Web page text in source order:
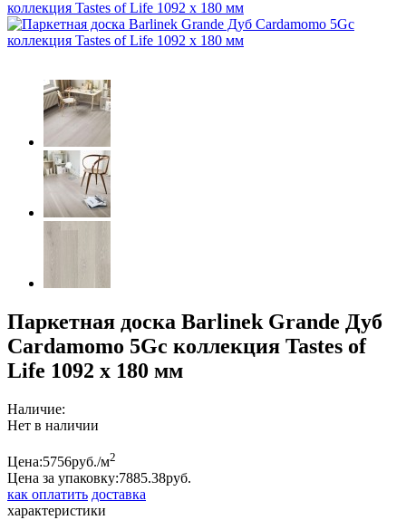
Паркетная доска Barlinek Grande Дуб
Cardamomo 5Gc коллекция Tastes of
Life 1092 x 180 мм
Наличие:
Нет в наличии
Цена:5756руб./м2
Цена за упаковку:7885.38руб.
как оплатить доставка
характеристики